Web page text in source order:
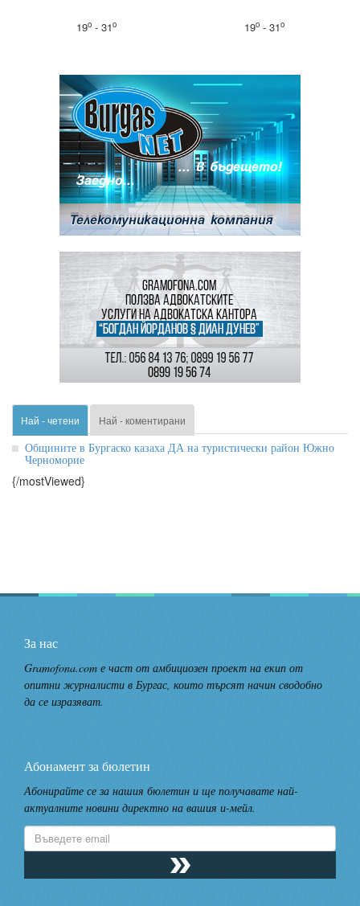
19o- 31o 19o- 31o
Най - четени Най - коментирани
Общините в Бургаско казаха ДА на туристически район Южно
Черноморие
{/mostViewed}
За нас
Gramofona.com е част от амбициозен проект на екип от
опитни журналисти в Бургас, които търсят начин сводобно
да се изразяват.
Абонамент за бюлетин
Абонирайте се за нашия бюлетин и ще получавате най-
актуалните новини директно на вашия и-мейл.